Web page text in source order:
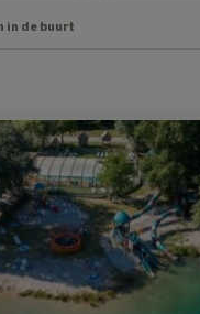
de buurt